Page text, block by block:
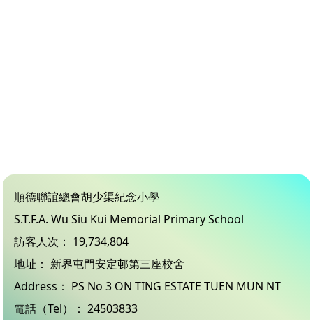
順德聯誼總會胡少渠紀念小學
S.T.F.A. Wu Siu Kui Memorial Primary School
訪客人次： 19,734,804
地址： 新界屯門安定邨第三座校舍
Address： PS No 3 ON TING ESTATE TUEN MUN NT
電話（Tel）： 24503833